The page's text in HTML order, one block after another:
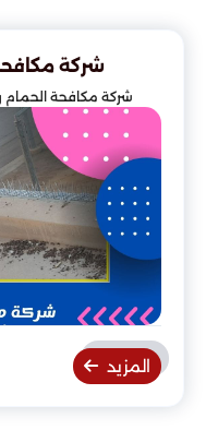
شركة
شركة مكافحة
المزيد